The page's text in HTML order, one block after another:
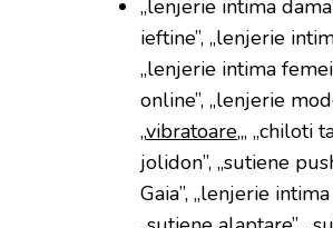
„lenjerie intima
ieftine”, „lenjerie
„lenjerie intima
online”, „lenjerie
„vibratoare„, „chiloti
jolidon”, „sutiene
Gaia”, „lenjerie